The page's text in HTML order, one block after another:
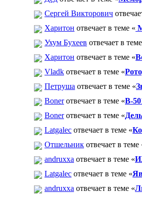
Сергей Викторович
Харитон отвечает в теме «
Ухум Бухеев отвечает в
Харитон отвечает в теме «
Vladk отвечает в теме «
Петруша отвечает в теме «
Bonerотвечает в теме «В-
Bonerотвечает в теме «
Latgalec отвечает в теме «
Отшельник отвечает в теме
andruxxa отвечает в теме «
Latgalec отвечает в теме «
andruxxa отвечает в теме «